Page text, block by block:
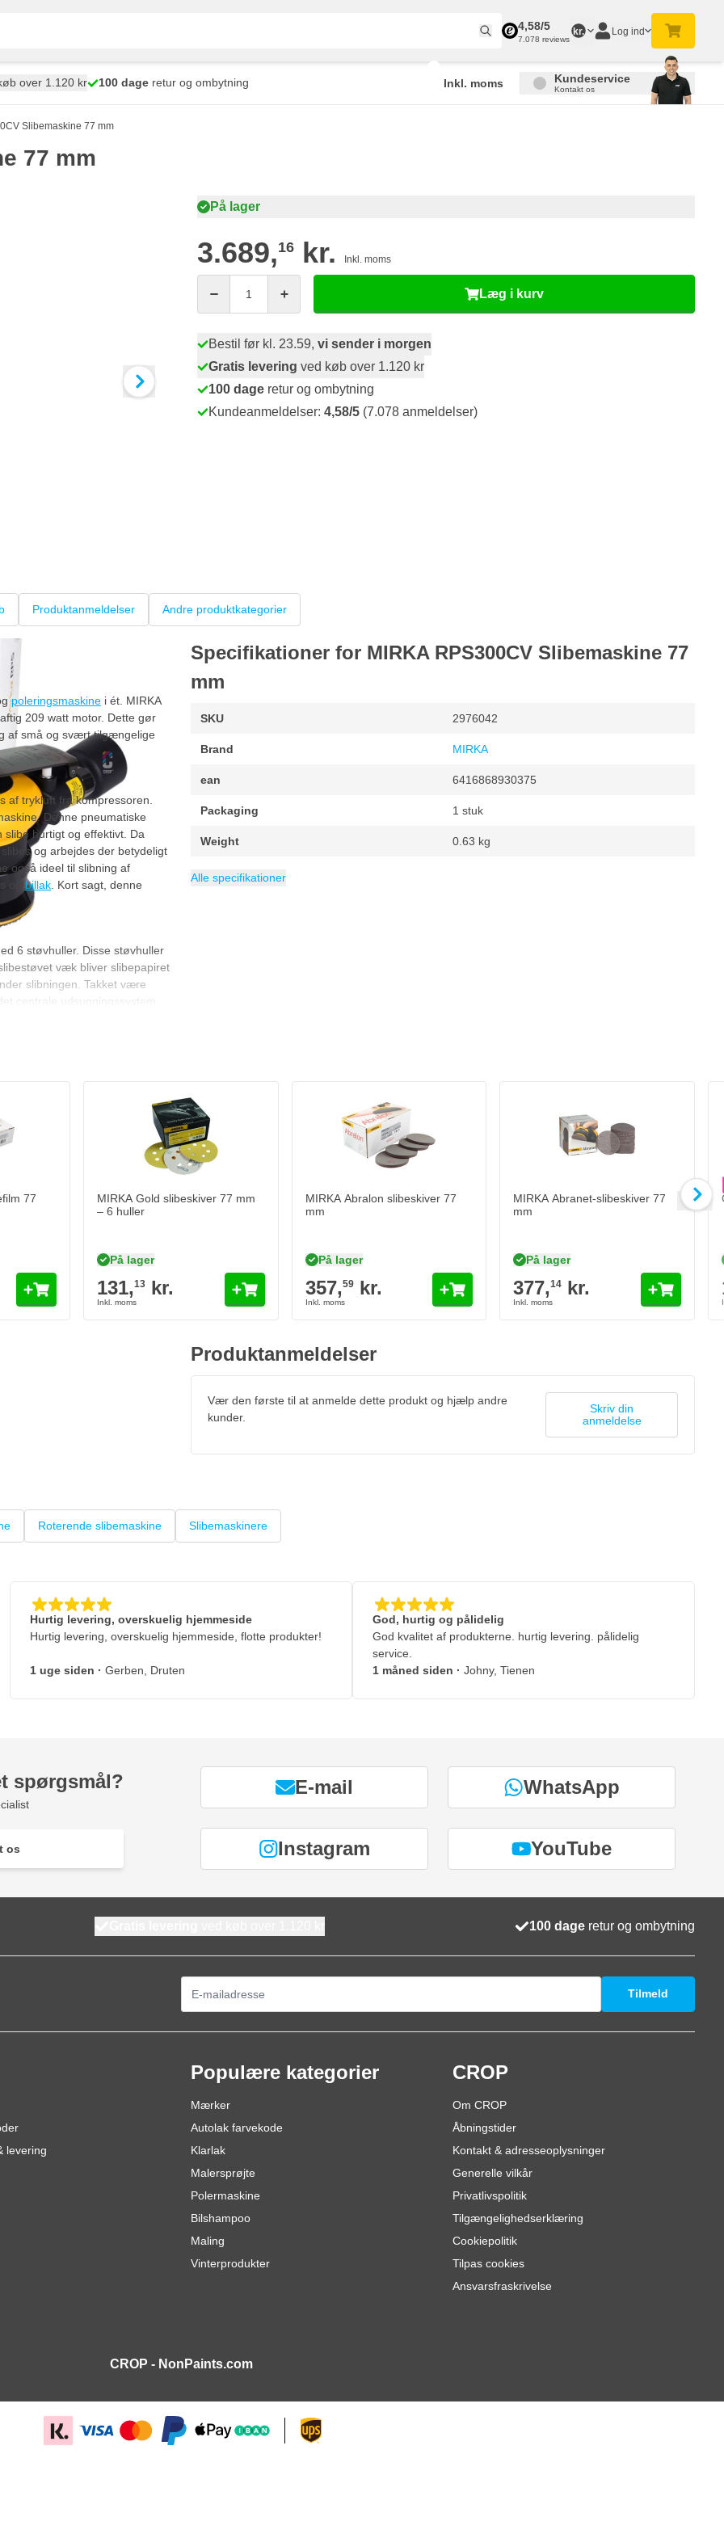
4,58/5
7.078 reviews
kr. Log ind
over 1.120 kr 100 dage retur og ombytning Inkl. moms Kundeservice
Kontakt os
Slibemaskine 77 mm
77 mm
På lager
3.689,16 kr. Inkl. moms
Læg i kurv
Bestil før kl. 23.59, vi sender i morgen
Gratis levering ved køb over 1.120 kr
100 dage retur og ombytning
Kundeanmeldelser: 4,58/5 (7.078 anmeldelser)
Produktanmeldelser Andre produktkategorier
poleringsmaskine i ét. MIRKA
209 watt motor. Dette gør
af små og svært tilgængelige
af trykluft fra kompressoren.
Denne pneumatiske
hurtigt og effektivt. Da
og arbejdes der betydeligt
også ideel til slibning af
og billak . Kort sagt, denne
6 støvhuller. Disse støvhuller
væk bliver slibepapiret
slibningen. Takket være
centrale udsugningssystem
Specifikationer for MIRKA RPS300CV Slibemaskine 77
mm
SKU 2976042
Brand MIRKA
ean 6416868930375
Packaging 1 stuk
Weight 0.63 kg
Air Consumption
Wattage
Power Source
Minimalt omdrejningstal
Diameter
Pad type
Maksimal hastighed
Sound Level
Kategori
Alle specifikationer
77
kr.
Læg i kurv
MIRKA Gold slibeskiver 77 mm
– 6 huller
På lager
131,13 kr.
På lager
Læg i kurv
MIRKA Abralon slibeskiver 77
mm
På lager
357,59kr.
Læg i kurv
MIRKA Abranet-slibeskiver 77
mm
På lager
377,14 kr.
Produktanmeldelser
Vær den første til at anmelde dette produkt og hjælp andre
kunder.
Skriv din
anmeldelse
Roterende slibemaskine Slibemaskinere
Hurtig levering, overskuelig hjemmeside
Hurtig levering, overskuelig hjemmeside, flotte produkter!
1 uge siden · Gerben, Druten
God, hurtig og pålidelig
God kvalitet af produkterne. hurtig levering. pålidelig
service.
1 måned siden · Johny, Tienen
spørgsmål?
os
E-mail WhatsApp
Instagram YouTube
100 dage retur og ombytning
Tilmeld
levering
Populære kategorier
Mærker
Autolak farvekode
Klarlak
Malersprøjte
Polermaskine
Bilshampoo
Maling
Vinterprodukter
CROP
Om CROP
Åbningstider
Kontakt & adresseoplysninger
Generelle vilkår
Privatlivspolitik
Tilgængelighedserklæring
Cookiepolitik
Tilpas cookies
Ansvarsfraskrivelse
CROP - NonPaints.com